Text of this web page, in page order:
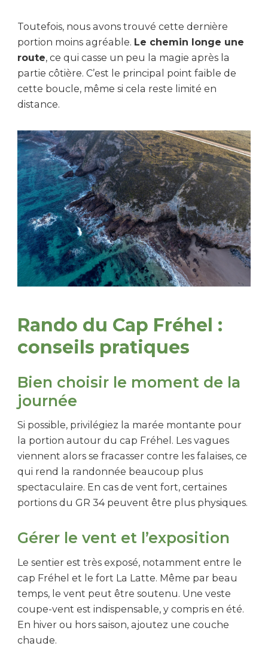
Toutefois, nous avons trouvé cette dernière
portion moins agréable. Le chemin longe une
route, ce qui casse un peu la magie après la
partie côtière. C’est le principal point faible de
cette boucle, même si cela reste limité en
distance.
Rando du Cap Fréhel :
conseils pratiques
Bien choisir le moment de la
journée
Si possible, privilégiez la marée montante pour
la portion autour du cap Fréhel. Les vagues
viennent alors se fracasser contre les falaises, ce
qui rend la randonnée beaucoup plus
spectaculaire. En cas de vent fort, certaines
portions du GR 34 peuvent être plus physiques.
Gérer le vent et l’exposition
Le sentier est très exposé, notamment entre le
cap Fréhel et le fort La Latte. Même par beau
temps, le vent peut être soutenu. Une veste
coupe-vent est indispensable, y compris en été.
En hiver ou hors saison, ajoutez une couche
chaude.